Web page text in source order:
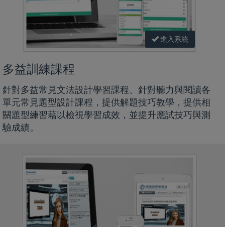
進入系統
多益訓練課程
針對多益常見文法設計學習課程、針對聽力與閱讀各
單元常見題型設計課程，提供解題技巧教學，提供相
關題型練習藉以檢視學習成效，並提升應試技巧與測
驗成績。